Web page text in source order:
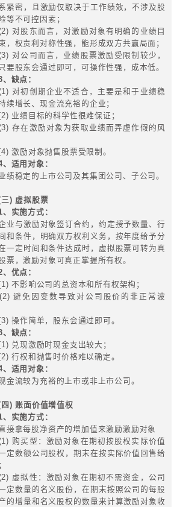
五、薪酬体系四大优化原则
(一) 遵循系统化设计原则：
1、依岗位价值评估定最高薪级和
2、结合员工能力水平，确定人员
3、建立宽带薪酬体系，实现薪
的双通道。
(二) 依战略靠标杆原则：
1、充分顺应集团战略发展需求
2、跟随标杆企业薪酬标准，建
的市场化薪酬。
建立动态化薪酬调整机制，原则
核结果调岗调薪，保持薪酬激励性。
(四) 绩效考核导向原则：
1、建立基于价值创造、成本控
体系，同时结合各部门核心职能差异
绩效体系设计；
2、将集团、部门绩效和个人绩
标、千金重担万人挑”的发展局面。
六、薪酬体系设计逻辑图